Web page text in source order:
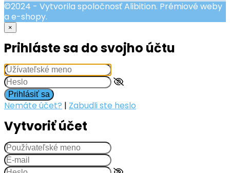
©2024 - Vytvorila spoločnosť Alibition. Prémiové weby
a e-shopy.
×
Prihláste sa do svojho účtu
Prihlásiť sa
Nemáte účet? | Zabudli ste heslo
Vytvoriť účet